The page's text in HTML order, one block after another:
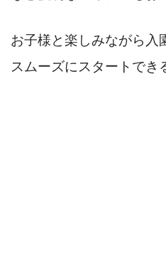
お子様と楽しみながら入
スムーズにスタートでき